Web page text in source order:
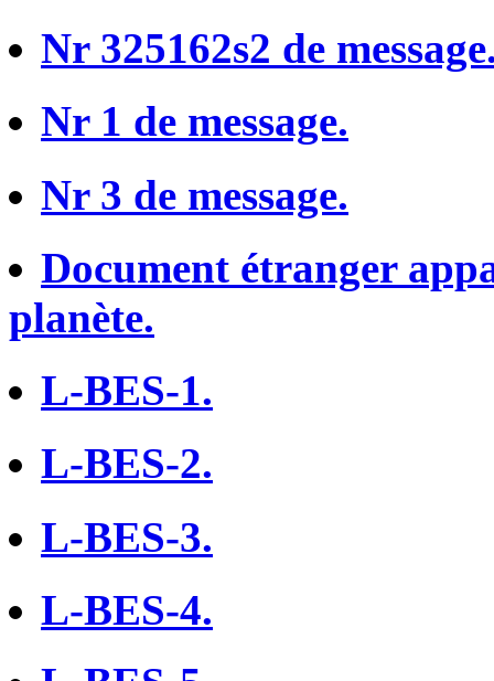
Nr 325162s2 de
Nr 1 de message.
Nr 3 de message.
Document étranger
planète.
L-BES-1.
L-BES-2.
L-BES-3.
L-BES-4.